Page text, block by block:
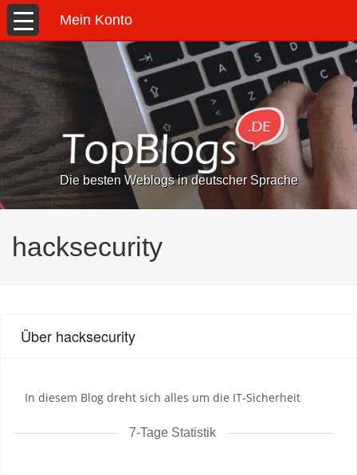
Mein Konto
Die besten Weblogs in deutscher Sprache
hacksecurity
Über hacksecurity
In diesem Blog dreht sich alles um die IT-Sicherheit
7-Tage Statistik